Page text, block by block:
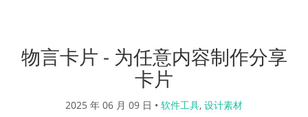
物言卡片 - 为任意内容制作分享
卡片
2025 年 06 月 09 日 • 软件工具, 设计素材